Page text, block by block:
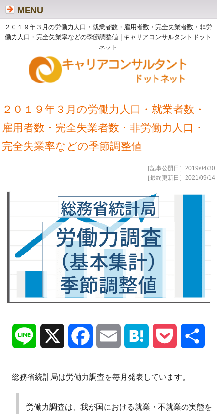
２０１９年３月の労働力人口・就業者数・雇用者数・完全失業者数・非労
働力人口・完全失業率などの季節調整値 | キャリアコンサルタントドット
ネット
MENU
２０１９年３月の労働力人口・就業者数・
雇用者数・完全失業者数・非労働力人口・
完全失業率などの季節調整値
［記事公開日］2019/04/30
［最終更新日］2021/09/14
Line Facebook Email Hatena Pocket
総務省統計局は労働力調査を毎月発表しています。
労働力調査は、我が国における就業・不就業の実態を